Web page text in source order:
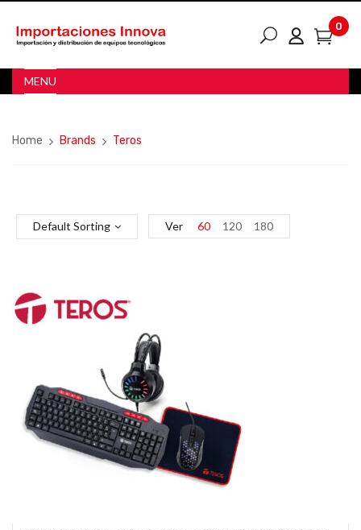
0
MENU
Home Brands Teros
Default Sorting Ver 60 120 180